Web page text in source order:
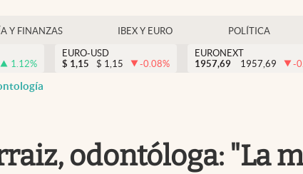
Y FINANZAS IBEX Y EURO POLÍTICA
1.12%
EURO-USD
$ 1,15 $ 1,15 -0.08%
EURONEXT
1957,69
1957,69 -
odontóloga: "La